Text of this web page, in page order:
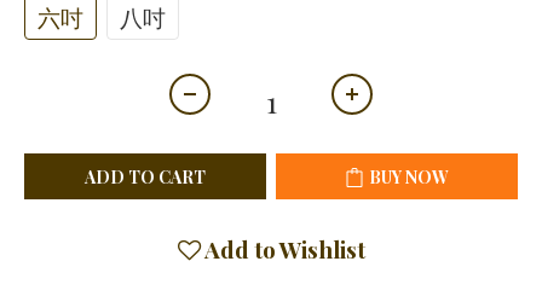
六吋 八吋
ADD TO CART BUY NOW
Add to Wishlist